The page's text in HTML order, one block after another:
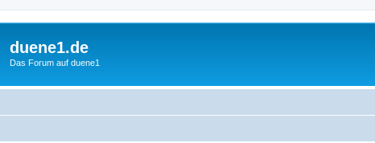
duene1.de
Das Forum auf duene1